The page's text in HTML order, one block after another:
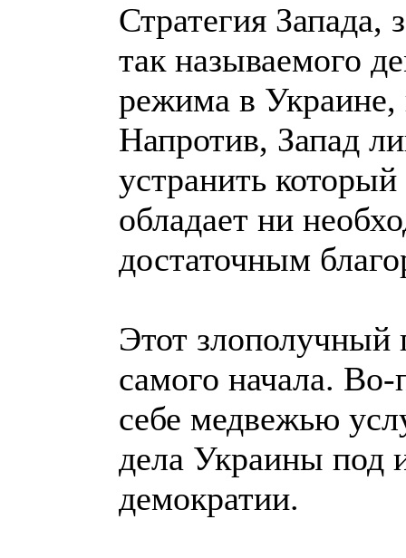
Стратегия Запада,
так называемого
режима в Украине,
Напротив, Запад
устранить
обладает ни
достаточным
Этот злополучный
самого начала.
себе медвежью
дела Украины под
демократии.